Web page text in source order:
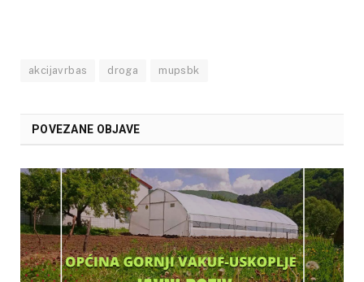
akcijavrbas droga mupsbk
POVEZANE OBJAVE